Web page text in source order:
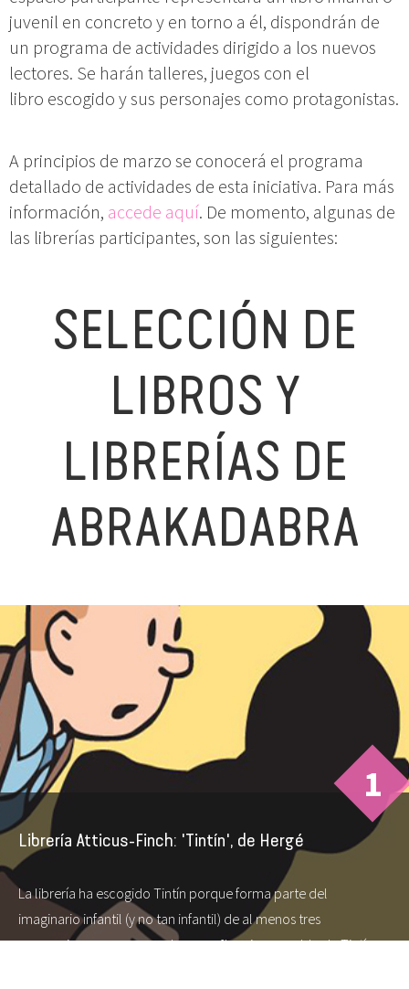
juvenil en concreto y en torno a él, dispondrán de
un programa de actividades dirigido a los nuevos
lectores. Se harán talleres, juegos con el
libro escogido y sus personajes como protagonistas.
A principios de marzo se conocerá el programa
detallado de actividades de esta iniciativa. Para más
información, accede aquí. De momento, algunas de
las librerías participantes, son las siguientes:
SELECCIÓN DE
LIBROS Y
LIBRERÍAS DE
ABRAKADABRA
1
Librería Atticus-Finch: 'Tintín', de Hergé
La librería ha escogido Tintín porque forma parte del
imaginario infantil (y no tan infantil) de al menos tres
generaciones, y, porque el compañero inseparable de Tintín es